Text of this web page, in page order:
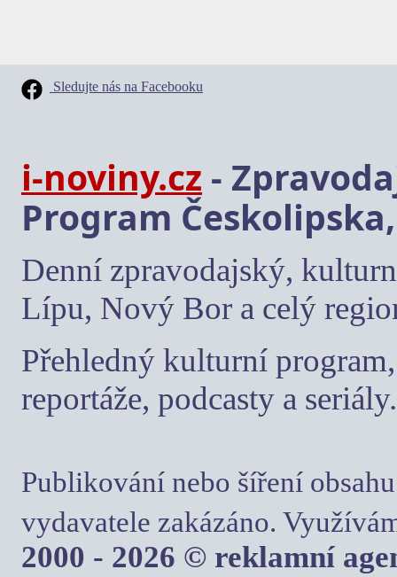
Sledujte nás na Facebooku
i-noviny.cz -
Program
Denní zpravodajský,
Lípu, Nový Bor a celý
Přehledný kulturní
reportáže, podcasty a seriály.
Publikování nebo šíření
vydavatele zakázáno.
2000 - 2026 © reklamní